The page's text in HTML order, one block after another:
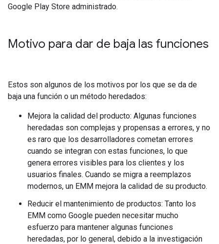
Google Play Store administrado.
Motivo para dar de baja las funciones
Estos son algunos de los motivos por los que se da de
baja una función o un método heredados:
Mejora la calidad del producto: Algunas funciones
heredadas son complejas y propensas a errores, y no
es raro que los desarrolladores cometan errores
cuando se integran con estas funciones, lo que
genera errores visibles para los clientes y los
usuarios finales. Cuando se migra a reemplazos
modernos, un EMM mejora la calidad de su producto.
Reducir el mantenimiento de productos: Tanto los
EMM como Google pueden necesitar mucho
esfuerzo para mantener algunas funciones
heredadas, por lo general, debido a la investigación